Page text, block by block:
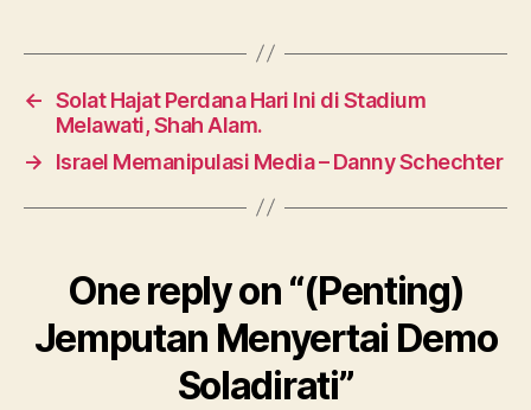
← Solat Hajat Perdana Hari Ini di Stadium
Melawati, Shah Alam.
→
Israel Memanipulasi Media – Danny Schechter
One reply on “(Penting)
Jemputan Menyertai Demo
Soladirati”